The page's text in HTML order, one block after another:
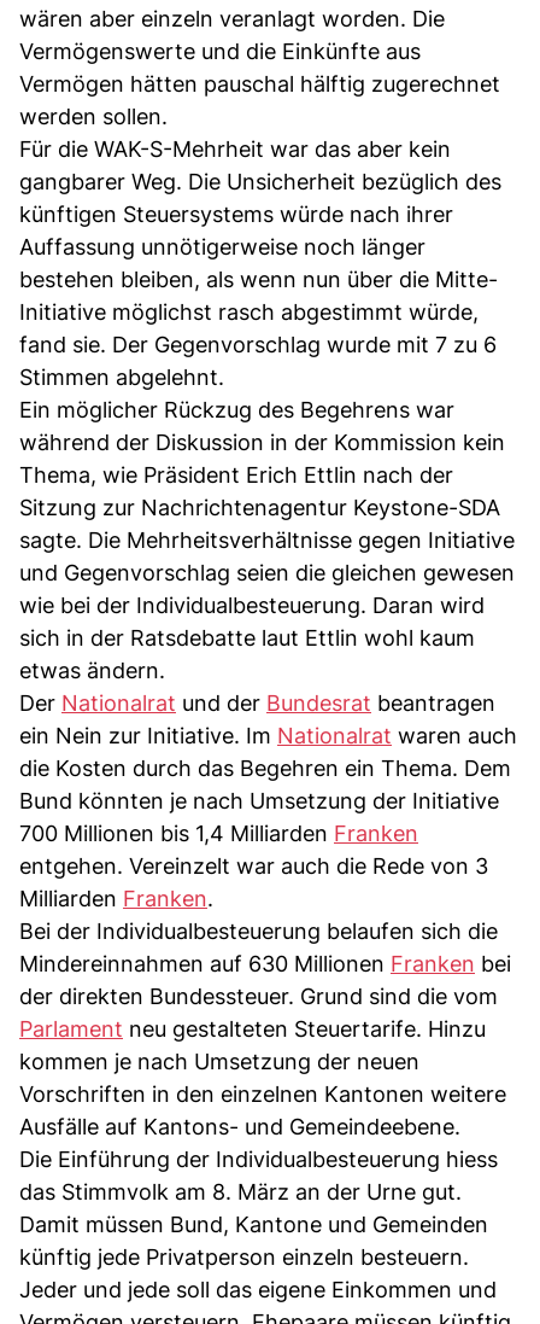
wären aber einzeln veranlagt worden. Die
Vermögenswerte und die Einkünfte aus
Vermögen hätten pauschal hälftig zugerechnet
werden sollen.
Für die WAK-S-Mehrheit war das aber kein
gangbarer Weg. Die Unsicherheit bezüglich des
künftigen Steuersystems würde nach ihrer
Auffassung unnötigerweise noch länger
bestehen bleiben, als wenn nun über die Mitte-
Initiative möglichst rasch abgestimmt würde,
fand sie. Der Gegenvorschlag wurde mit 7 zu 6
Stimmen abgelehnt.
Ein möglicher Rückzug des Begehrens war
während der Diskussion in der Kommission kein
Thema, wie Präsident Erich Ettlin nach der
Sitzung zur Nachrichtenagentur Keystone-SDA
sagte. Die Mehrheitsverhältnisse gegen Initiative
und Gegenvorschlag seien die gleichen gewesen
wie bei der Individualbesteuerung. Daran wird
sich in der Ratsdebatte laut Ettlin wohl kaum
etwas ändern.
Der Nationalrat und der Bundesrat beantragen
ein Nein zur Initiative. Im Nationalrat waren auch
die Kosten durch das Begehren ein Thema. Dem
Bund könnten je nach Umsetzung der Initiative
700 Millionen bis 1,4 Milliarden Franken
entgehen. Vereinzelt war auch die Rede von 3
Milliarden Franken.
Bei der Individualbesteuerung belaufen sich die
Mindereinnahmen auf 630 Millionen Franken bei
der direkten Bundessteuer. Grund sind die vom
Parlament neu gestalteten Steuertarife. Hinzu
kommen je nach Umsetzung der neuen
Vorschriften in den einzelnen Kantonen weitere
Ausfälle auf Kantons- und Gemeindeebene.
Die Einführung der Individualbesteuerung hiess
das Stimmvolk am 8. März an der Urne gut.
Damit müssen Bund, Kantone und Gemeinden
künftig jede Privatperson einzeln besteuern.
Jeder und jede soll das eigene Einkommen und